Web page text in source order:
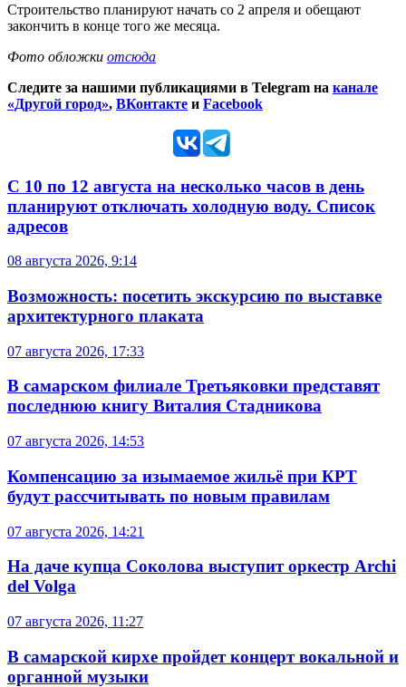
Строительство планируют начать со 2 апреля и обещают
закончить в конце того же месяца.
Фото обложки отсюда
Следите за нашими публикациями в Telegram на канале
«Другой город», ВКонтакте и Facebook
С 10 по 12 августа на несколько часов в день
планируют отключать холодную воду. Список
адресов
08 августа 2026, 9:14
Возможность: посетить экскурсию по выставке
архитектурного плаката
07 августа 2026, 17:33
В самарском филиале Третьяковки представят
последнюю книгу Виталия Стадникова
07 августа 2026, 14:53
Компенсацию за изымаемое жильё при КРТ
будут рассчитывать по новым правилам
07 августа 2026, 14:21
На даче купца Соколова выступит оркестр Archi
del Volga
07 августа 2026, 11:27
В самарской кирхе пройдет концерт вокальной и
органной музыки